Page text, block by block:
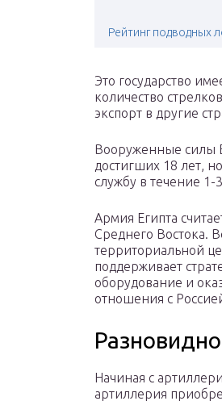
Рейтинг подводных
Это государство
количество
экспорт в другие
Вооруженные силы
достигших 18 лет,
службу в течение 1-
Армия Египта
Среднего Востока.
территориальной
поддерживает
оборудование и
отношения с
Начиная с
артиллерия